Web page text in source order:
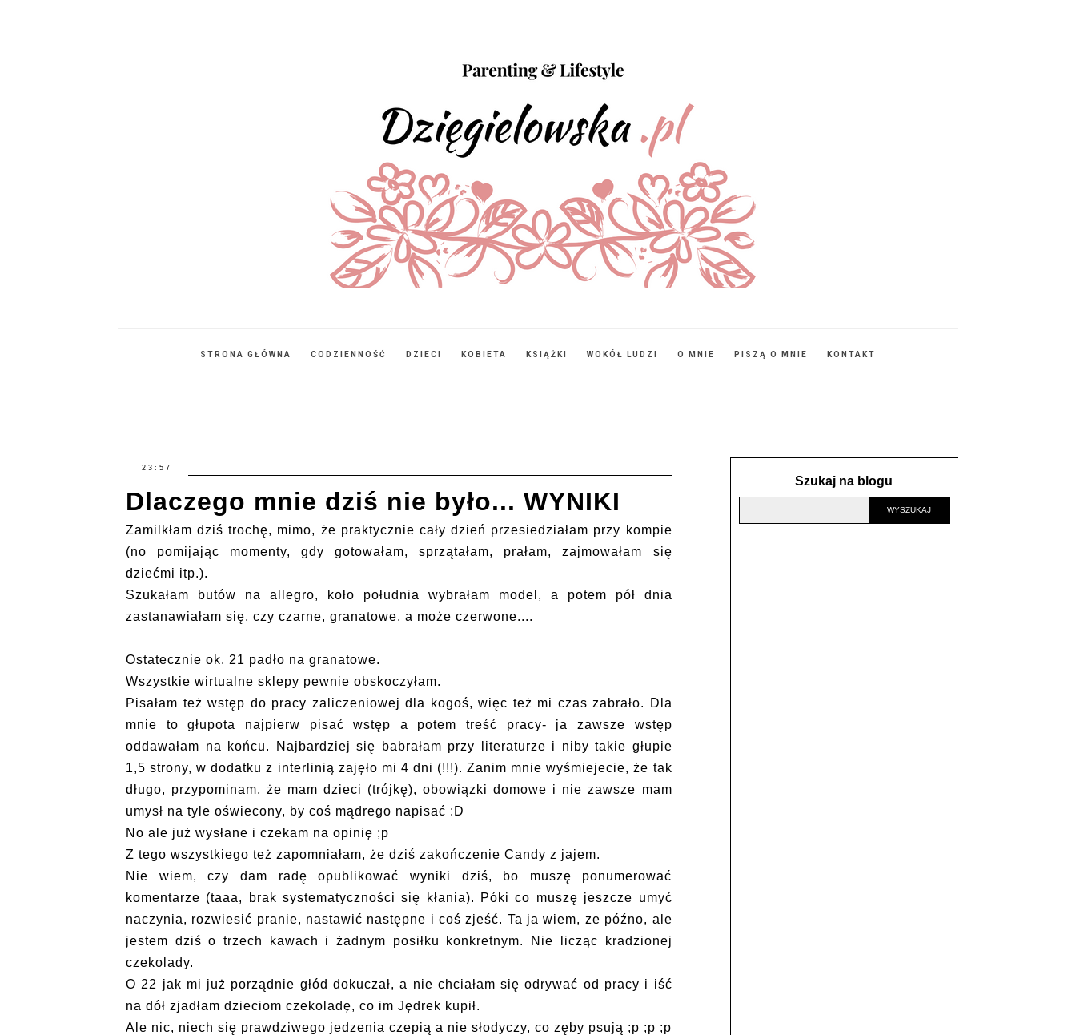
STRONA GŁÓWNA CODZIENNOŚĆ DZIECI KOBIETA KSIĄŻKI WOKÓŁ LUDZI O MNIE PISZĄ O MNIE KONTAKT
23:57
Dlaczego mnie dziś nie było... WYNIKI
Zamilkłam dziś trochę, mimo, że praktycznie cały dzień przesiedziałam przy kompie
(no pomijając momenty, gdy gotowałam, sprzątałam, prałam, zajmowałam się
dziećmi itp.).
Szukałam butów na allegro, koło południa wybrałam model, a potem pół dnia
zastanawiałam się, czy czarne, granatowe, a może czerwone....
Ostatecznie ok. 21 padło na granatowe.
Wszystkie wirtualne sklepy pewnie obskoczyłam.
Pisałam też wstęp do pracy zaliczeniowej dla kogoś, więc też mi czas zabrało. Dla
mnie to głupota najpierw pisać wstęp a potem treść pracy- ja zawsze wstęp
oddawałam na końcu. Najbardziej się babrałam przy literaturze i niby takie głupie
1,5 strony, w dodatku z interlinią zajęło mi 4 dni (!!!). Zanim mnie wyśmiejecie, że tak
długo, przypominam, że mam dzieci (trójkę), obowiązki domowe i nie zawsze mam
umysł na tyle oświecony, by coś mądrego napisać :D
No ale już wysłane i czekam na opinię ;p
Z tego wszystkiego też zapomniałam, że dziś zakończenie Candy z jajem.
Nie wiem, czy dam radę opublikować wyniki dziś, bo muszę ponumerować
komentarze (taaa, brak systematyczności się kłania). Póki co muszę jeszcze umyć
naczynia, rozwiesić pranie, nastawić następne i coś zjeść. Ta ja wiem, ze późno, ale
jestem dziś o trzech kawach i żadnym posiłku konkretnym. Nie licząc kradzionej
czekolady.
O 22 jak mi już porządnie głód dokuczał, a nie chciałam się odrywać od pracy i iść
na dół zjadłam dzieciom czekoladę, co im Jędrek kupił.
Ale nic, niech się prawdziwego jedzenia czepią a nie słodyczy, co zęby psują ;p ;p ;p
Szukaj na blogu